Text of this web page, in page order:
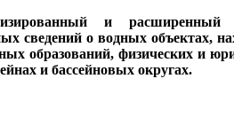
и
сведений о водных объектах,
образований, физических и
и бассейновых округах.